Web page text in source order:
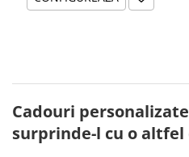
Cadouri
surprinde-l cu o